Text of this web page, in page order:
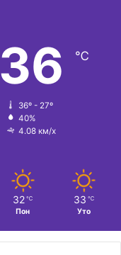
36 ℃
36º - 27º
40%
4.08 км/х
32 ℃
Пон
33 ℃
Уто